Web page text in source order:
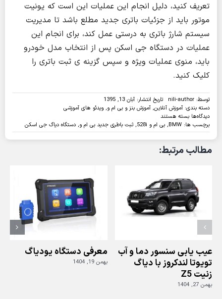
تعریف کنید، دلیل انجام این عملیات این است که یونیت
موتور باید از جزئیات باتری جدید مطلع باشد تا مدیریت
سیستم شارژ باتری به درستی عمل کند، برای انجام این
عملیات در دستگاه جی اسکن پس از انتخاب مدل خودرو
باید، منوی عملیات ویژه و سپس گزینه ی ثبت باتری را
کلیک کنید.
توسط: nili-author
تاریخ انتشار: آبان 13, 1395
دسته بندی: آموزش آنلاین, آموزش بنز و بی ام و, ویدئو های آموزشی
دیدگاه‌ها برای
ویدئو:روش
ثبت
باتری
جدید
528i
با
دستگاه
دیاگ
جی
بسته هستند
برچسب ها: BMW
, بی ام و 528i , ثبت باطری جدید بی ام و, دستگاه دیاگ جی اسکن
مطالب مرتبط:
عیب یابی سنسور دما و آب
تویوتا لندکروز با دیاگ
زنیت Z5
بهمن 27, 1404
معرفی دستگاه یودیاگ
بهمن 19, 1404